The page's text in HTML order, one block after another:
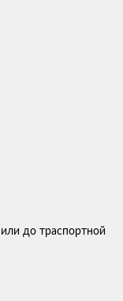
до траспортной